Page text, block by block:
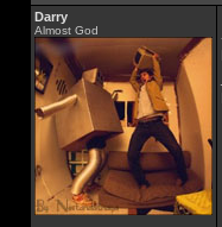
Darry
Almost God